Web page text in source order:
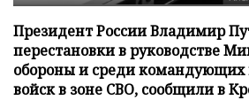
Президент России Владимир
перестановки в руководстве
обороны и среди командующих
войск в зоне СВО, сообщили в